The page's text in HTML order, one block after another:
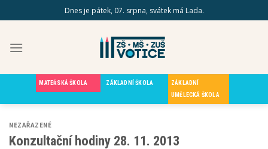
to
Dnes je pátek, 07. srpna, svátek má Lada.
MATEŘSKÁ ŠKOLA ZÁKLADNÍ ŠKOLA
ZÁKLADNÍ
UMĚLECKÁ ŠKOLA
NEZAŘAZENÉ
Konzultační hodiny 28. 11. 2013